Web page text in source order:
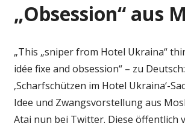
„Obsession“ aus
„This „sniper from Hotel Ukraina“
idée fixe and obsession“ – zu
‚Scharfschützen im Hotel Ukraina‘-
Idee und Zwangsvorstellung aus
Atai nun bei Twitter. Diese öffentlich